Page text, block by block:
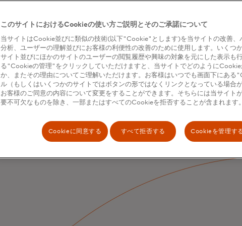
このサイトにおけるCookieの使い方ご説明とそのご承諾について
当サイトはCookie並びに類似の技術(以下"Cookie"とします)を当サイトの改善、
分析、ユーザーの理解並びにお客様の利便性の改善のために使用します。いくつ
サイト並びにほかのサイトのユーザーの閲覧履歴や興味の対象を元にした表示も
る"Cookieの管理"をクリックしていただけますと、当サイトでどのようにCookie
か、またその理由についてご理解いただけます。お客様はいつでも画面下にある
ル（もしくはいくつかのサイトではボタンの形ではなくリンクとなっている場合
お客様のご同意の内容について変更をすることができます。そちらには当サイト
要不可欠なものを除き、一部またはすべてのCookieを拒否することが含まれます。
Cookieに同意する すべて拒否する Cookieを管理す